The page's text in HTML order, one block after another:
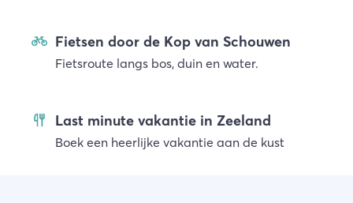
Fietsen door de Kop van Schouwen
Fietsroute langs bos, duin en water.
Last minute vakantie in Zeeland
Boek een heerlijke vakantie aan de kust